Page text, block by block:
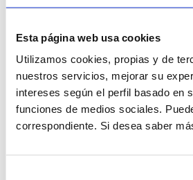
Esta página web usa cookies
Utilizamos cookies, propias y de
nuestros servicios, mejorar su
intereses según el perfil basado en
funciones de medios sociales.
correspondiente. Si desea saber
Encuentre
en su país